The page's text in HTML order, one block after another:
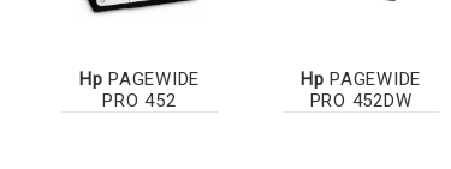
Hp PAGEWIDE
PRO 452
Hp PAGEWIDE
PRO 452DW